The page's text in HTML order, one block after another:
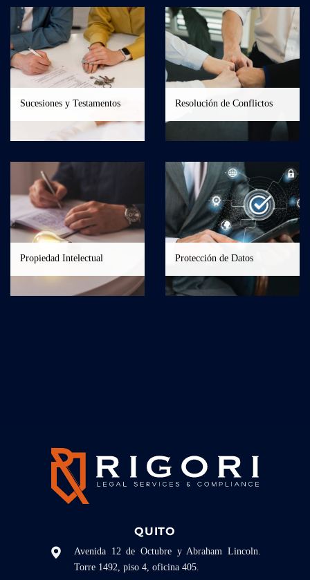
Sucesiones y Testamentos Resolución de Conflictos
Propiedad Intelectual Protección de Datos
QUITO
Avenida 12 de Octubre y Abraham Lincoln.
Torre 1492, piso 4, oficina 405.